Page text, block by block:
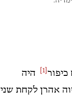
היה
אהרן לקחת שני